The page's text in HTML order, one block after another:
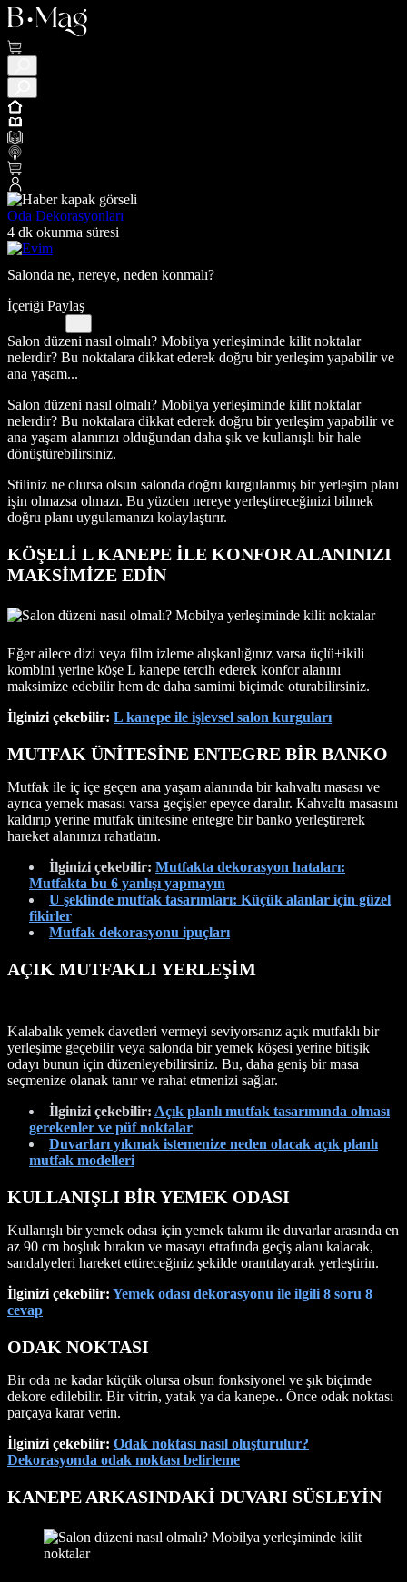
Oda Dekorasyonları
4 dk okunma süresi
Salonda ne, nereye, neden konmalı?
İçeriği Paylaş
Salon düzeni nasıl olmalı? Mobilya yerleşiminde kilit noktalar
nelerdir? Bu noktalara dikkat ederek doğru bir yerleşim yapabilir ve
ana yaşam...
Salon düzeni nasıl olmalı? Mobilya yerleşiminde kilit noktalar
nelerdir? Bu noktalara dikkat ederek doğru bir yerleşim yapabilir ve
ana yaşam alanınızı olduğundan daha şık ve kullanışlı bir hale
dönüştürebilirsiniz.
Stiliniz ne olursa olsun salonda doğru kurgulanmış bir yerleşim planı
işin olmazsa olmazı. Bu yüzden nereye yerleştireceğinizi bilmek
doğru planı uygulamanızı kolaylaştırır.
KÖŞELİ L KANEPE İLE KONFOR ALANINIZI
MAKSİMİZE EDİN
Eğer ailece dizi veya film izleme alışkanlığınız varsa üçlü+ikili
kombini yerine köşe L kanepe tercih ederek konfor alanını
maksimize edebilir hem de daha samimi biçimde oturabilirsiniz.
İlginizi çekebilir: L kanepe ile işlevsel salon kurguları
MUTFAK ÜNİTESİNE ENTEGRE BİR BANKO
Mutfak ile iç içe geçen ana yaşam alanında bir kahvaltı masası ve
ayrıca yemek masası varsa geçişler epeyce daralır. Kahvaltı masasını
kaldırıp yerine mutfak ünitesine entegre bir banko yerleştirerek
hareket alanınızı rahatlatın.
İlginizi çekebilir: Mutfakta dekorasyon hataları:
Mutfakta bu 6 yanlışı yapmayın
U şeklinde mutfak tasarımları: Küçük alanlar için güzel
fikirler
Mutfak dekorasyonu ipuçları
AÇIK MUTFAKLI YERLEŞİM
Kalabalık yemek davetleri vermeyi seviyorsanız açık mutfaklı bir
yerleşime geçebilir veya salonda bir yemek köşesi yerine bitişik
odayı bunun için düzenleyebilirsiniz. Bu, daha geniş bir masa
seçmenize olanak tanır ve rahat etmenizi sağlar.
İlginizi çekebilir: Açık planlı mutfak tasarımında olması
gerekenler ve püf noktalar
Duvarları yıkmak istemenize neden olacak açık planlı
mutfak modelleri
KULLANIŞLI BİR YEMEK ODASI
Kullanışlı bir yemek odası için yemek takımı ile duvarlar arasında en
az 90 cm boşluk bırakın ve masayı etrafında geçiş alanı kalacak,
sandalyeleri hareket ettireceğiniz şekilde orantılayarak yerleştirin.
İlginizi çekebilir: Yemek odası dekorasyonu ile ilgili 8 soru 8
cevap
ODAK NOKTASI
Bir oda ne kadar küçük olursa olsun fonksiyonel ve şık biçimde
dekore edilebilir. Bir vitrin, yatak ya da kanepe.. Önce odak noktası
parçaya karar verin.
İlginizi çekebilir: Odak noktası nasıl oluşturulur?
Dekorasyonda odak noktası belirleme
KANEPE ARKASINDAKİ DUVARI SÜSLEYİN